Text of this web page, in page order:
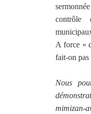
contrôle
A force «
fait-on pas
Nous